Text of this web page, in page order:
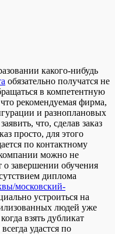
какого-нибудь
обязательно получатся не
в компетентную
рекомендуемая фирма,
и разноплановых
что, сделав заказ
просто, для этого
по контактному
можно не
о завершении обучения
диплома
московский-
устроиться на
людей уже
взять дубликат
удастся по